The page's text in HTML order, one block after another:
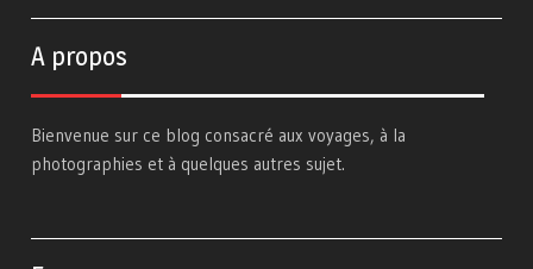
A propos
Bienvenue sur ce blog consacré aux voyages, à la
photographies et à quelques autres sujet.